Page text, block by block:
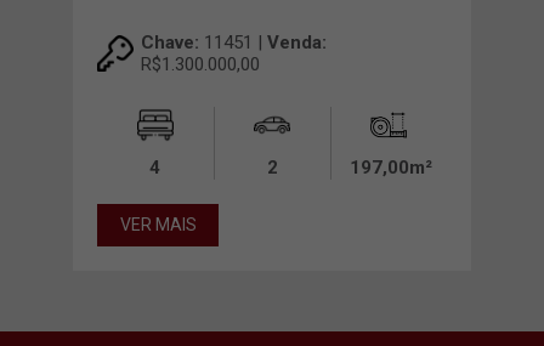
Chave: 11451 | Venda:
R$1.300.000,00
4 2 197,00m²
VER MAIS